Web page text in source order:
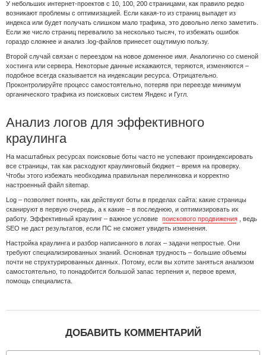
У небольших интернет-проектов с 10, 100, 200 страницами, как правило редко
возникают проблемы с оптимизацией. Если какая-то из страниц выпадет из
индекса или будет получать слишком мало трафика, это довольно легко заметить.
Если же число страниц перевалило за несколько тысяч, то избежать ошибок
гораздо сложнее и анализ .log-файлов принесет ощутимую пользу.
Второй случай связан с переездом на новое доменное имя. Аналогично со сменой
хостинга или сервера. Некоторые данные искажаются, теряются, изменяются –
подобное всегда сказывается на индексации ресурса. Отрицательно.
Проконтролируйте процесс самостоятельно, потеряв при переезде минимум
органического трафика из поисковых систем Яндекс и Гугл.
Анализ логов для эффективного
краулинга
На масштабных ресурсах поисковые боты часто не успевают проиндексировать
все страницы, так как расходуют краулинговый бюджет – время на проверку.
Чтобы этого избежать необходима правильная перелинковка и корректно
настроенный файл sitemap.
Log – позволяет понять, как действуют боты в пределах сайта: какие страницы
сканируют в первую очередь, а к какие – в последнюю, и оптимизировать их
работу. Эффективный краулинг – важное условие поискового продвижения
, ведь
SEO не даст результатов, если ПС не сможет увидеть изменения.
Настройка краулинга и разбор написанного в логах – задачи непростые. Они
требуют специализированных знаний. Основная трудность – большие объемы
почти не структурированных данных. Потому, если вы хотите заняться анализом
самостоятельно, то понадобится большой запас терпения и, первое время,
помощь специалиста.
ДОБАВИТЬ КОММЕНТАРИЙ